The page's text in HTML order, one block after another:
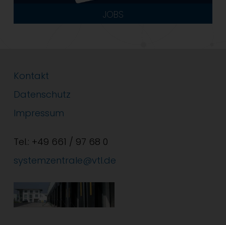
JOBS
Kontakt
Datenschutz
Impressum
Tel.: +49 661 / 97 68 0
systemzentrale@vtl.de